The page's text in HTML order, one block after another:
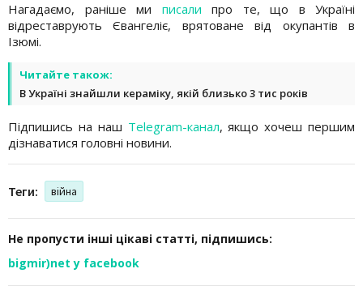
Нагадаємо, раніше ми писали про те, що в Україні
відреставрують Євангеліє, врятоване від окупантів в
Ізюмі.
Читайте також:
В Україні знайшли кераміку, якій близько 3 тис років
Підпишись на наш Telegram-канал, якщо хочеш першим
дізнаватися головні новини.
Теги: війна
Не пропусти інші цікаві статті, підпишись:
bigmir)net у facebook